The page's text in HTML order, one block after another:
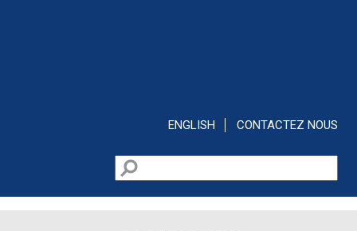
ENGLISH CONTACTEZ NOUS
Formulaire de recherche
Rechercher